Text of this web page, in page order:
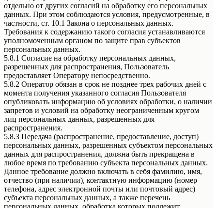
отдельно от других согласий на обработку его персональных
данных. При этом соблюдаются условия, предусмотренные, в
частности, ст. 10.1 Закона о персональных данных.
Требования к содержанию такого согласия устанавливаются
уполномоченным органом по защите прав субъектов
персональных данных.
5.8.1 Согласие на обработку персональных данных,
разрешенных для распространения, Пользователь
предоставляет Оператору непосредственно.
5.8.2 Оператор обязан в срок не позднее трех рабочих дней с
момента получения указанного согласия Пользователя
опубликовать информацию об условиях обработки, о наличии
запретов и условий на обработку неограниченным кругом
лиц персональных данных, разрешенных для
распространения.
5.8.3 Передача (распространение, предоставление, доступ)
персональных данных, разрешенных субъектом персональных
данных для распространения, должна быть прекращена в
любое время по требованию субъекта персональных данных.
Данное требование должно включать в себя фамилию, имя,
отчество (при наличии), контактную информацию (номер
телефона, адрес электронной почты или почтовый адрес)
субъекта персональных данных, а также перечень
персональных данных, обработка которых подлежит